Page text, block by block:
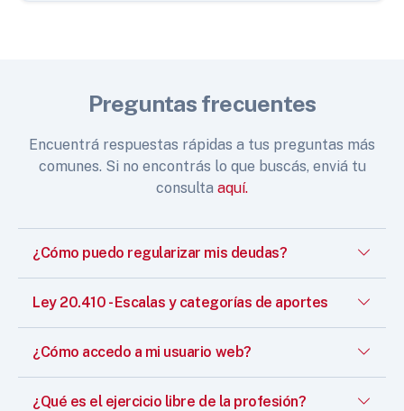
Preguntas frecuentes
Encuentrá respuestas rápidas a tus preguntas más
comunes. Si no encontrás lo que buscás, enviá tu
consulta aquí.
¿Cómo puedo regularizar mis deudas?
Ley 20.410 - Escalas y categorías de aportes
¿Cómo accedo a mi usuario web?
¿Qué es el ejercicio libre de la profesión?